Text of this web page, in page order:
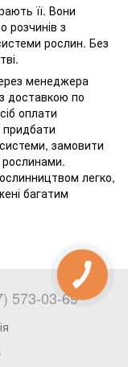
її. Вони
розчинів з
рослин. Без
менеджера
доставкою по
оплати
придбати
системи, замовити
легко,
багатим
573-03-69